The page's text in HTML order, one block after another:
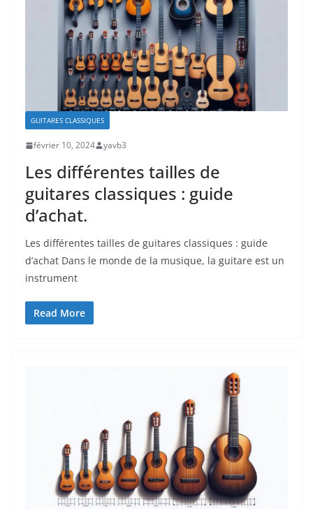
GUITARES CLASSIQUES
février 10, 2024 yavb3
Les différentes tailles de
guitares classiques : guide
d’achat.
Les différentes tailles de guitares classiques : guide⁣
d’achat Dans le monde de la musique, la guitare est un ​
instrument⁣
Read More